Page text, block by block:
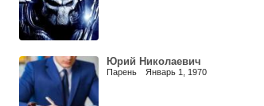
Юрий Николаевич
Парень Январь 1, 1970